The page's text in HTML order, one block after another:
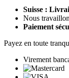
Suisse :
Nous
Paiement
Payez en toute
Virement